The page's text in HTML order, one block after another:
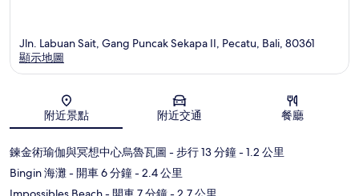
地圖
Jln. Labuan Sait, Gang Puncak Sekapa II, Pecatu, Bali, 80361
顯示地圖
附近景點 附近交通 餐廳
鍊金術瑜伽與冥想中心烏魯瓦圖 - 步行 13 分鐘- 1.2 公里
Bingin 海灘- 開車 6 分鐘- 2.4 公里